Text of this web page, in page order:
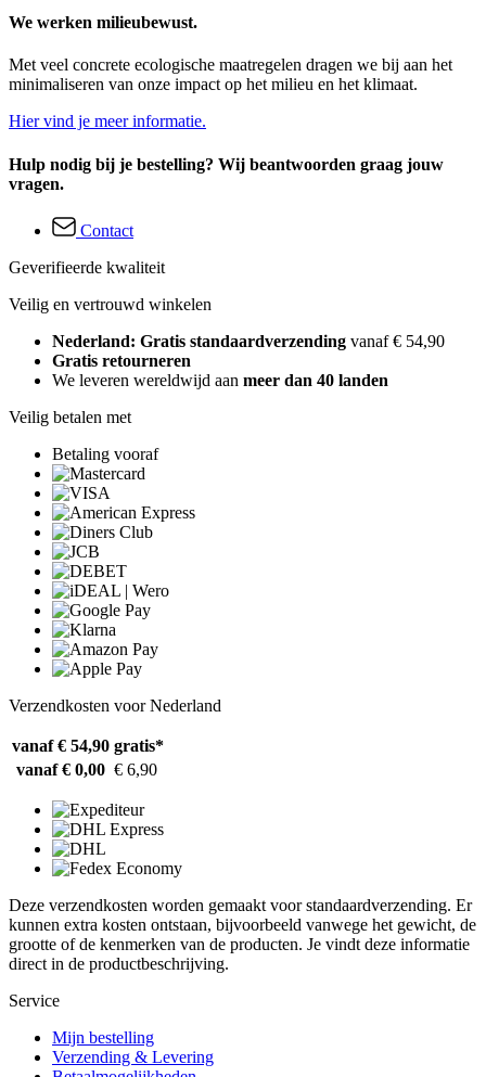
We werken milieubewust.
Met veel concrete ecologische maatregelen dragen we bij aan het
minimaliseren van onze impact op het milieu en het klimaat.
Hier vind je meer informatie.
Hulp nodig bij je bestelling? Wij beantwoorden graag jouw
vragen.
Contact
Geverifieerde kwaliteit
Veilig en vertrouwd winkelen
Nederland: Gratis standaardverzending vanaf € 54,90
Gratis retourneren
We leveren wereldwijd aan meer dan 40 landen
Veilig betalen met
Betaling vooraf
Verzendkosten voor Nederland
vanaf € 54,90 gratis*
vanaf € 0,00 € 6,90
Deze verzendkosten worden gemaakt voor standaardverzending. Er
kunnen extra kosten ontstaan, bijvoorbeeld vanwege het gewicht, de
grootte of de kenmerken van de producten. Je vindt deze informatie
direct in de productbeschrijving.
Service
Mijn bestelling
Verzending & Levering